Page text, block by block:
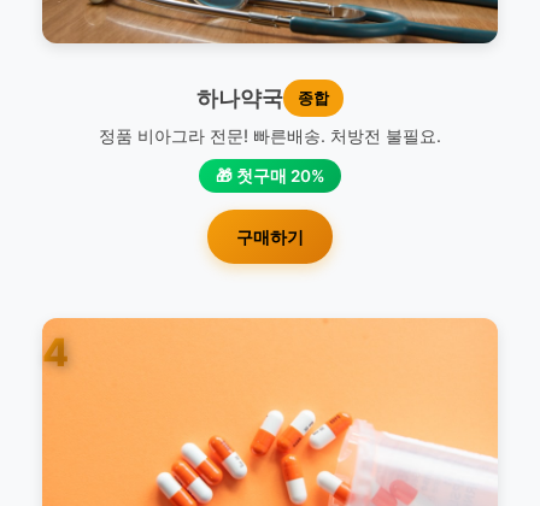
하나약국 종합
정품 비아그라 전문! 빠른배송. 처방전 불필요.
🎁 첫구매 20%
구매하기
4